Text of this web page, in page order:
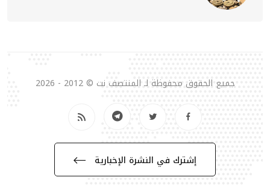
جميع الحقوق محفوظة لـ المنتصف نت © 2012 - 2026
إشترك في النشرة الإخبارية